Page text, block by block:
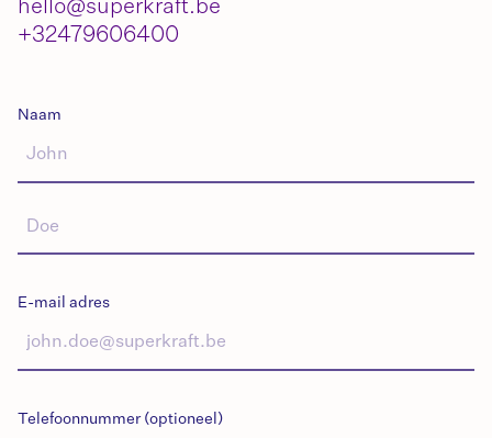
hello@superkraft.be
+32479606400
Naam
E-mail adres
Telefoonnummer (optioneel)